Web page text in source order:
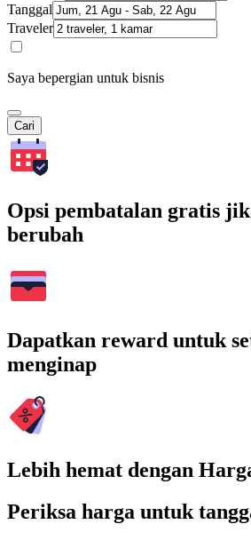
Tanggal
Traveler
Saya bepergian untuk bisnis
Cari
Opsi pembatalan gratis
berubah
Dapatkan reward untuk
menginap
Lebih hemat dengan
Periksa harga untuk